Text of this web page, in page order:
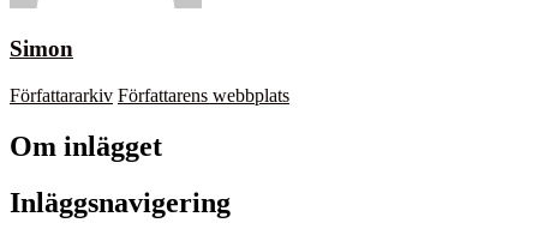
Simon
Författararkiv Författarens webbplats
Om inlägget
Inläggsnavigering